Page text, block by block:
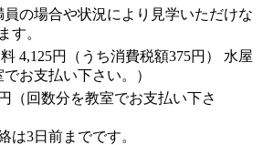
の場合や状況により見学いただけな
す。
4,125円（うち消費税額375円） 水屋
お支払い下さい。）
（回数分を教室でお支払い下さ
は3日前までです。